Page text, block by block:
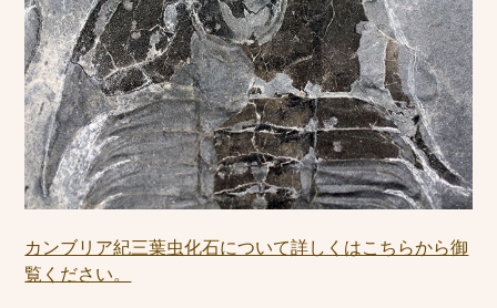
カンブリア紀三葉虫化石について詳しくはこちらから御
覧ください。